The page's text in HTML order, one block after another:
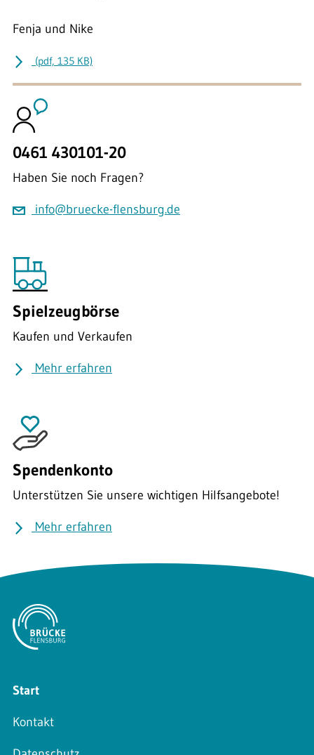
Fenja und Nike
(pdf, 135 KB)
0461 430101-20
Haben Sie noch Fragen?
info@bruecke-flensburg.de
Spielzeugbörse
Kaufen und Verkaufen
Mehr erfahren
Spendenkonto
Unterstützen Sie unsere wichtigen Hilfsangebote!
Mehr erfahren
Start
Kontakt